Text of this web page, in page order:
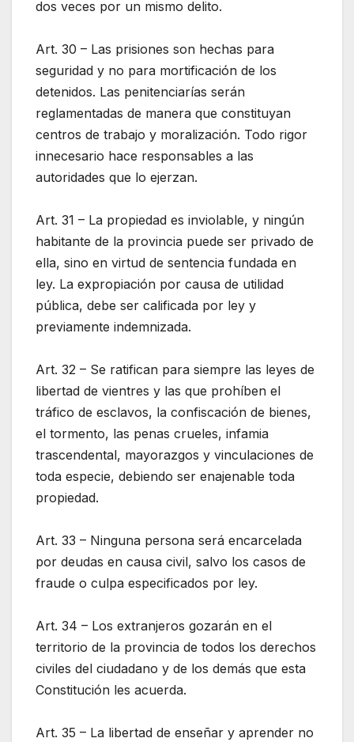
dos veces por un mismo delito.
Art. 30 – Las prisiones son hechas para
seguridad y no para mortificación de los
detenidos. Las penitenciarías serán
reglamentadas de manera que constituyan
centros de trabajo y moralización. Todo rigor
innecesario hace responsables a las
autoridades que lo ejerzan.
Art. 31 – La propiedad es inviolable, y ningún
habitante de la provincia puede ser privado de
ella, sino en virtud de sentencia fundada en
ley. La expropiación por causa de utilidad
pública, debe ser calificada por ley y
previamente indemnizada.
Art. 32 – Se ratifican para siempre las leyes de
libertad de vientres y las que prohíben el
tráfico de esclavos, la confiscación de bienes,
el tormento, las penas crueles, infamia
trascendental, mayorazgos y vinculaciones de
toda especie, debiendo ser enajenable toda
propiedad.
Art. 33 – Ninguna persona será encarcelada
por deudas en causa civil, salvo los casos de
fraude o culpa especificados por ley.
Art. 34 – Los extranjeros gozarán en el
territorio de la provincia de todos los derechos
civiles del ciudadano y de los demás que esta
Constitución les acuerda.
Art. 35 – La libertad de enseñar y aprender no